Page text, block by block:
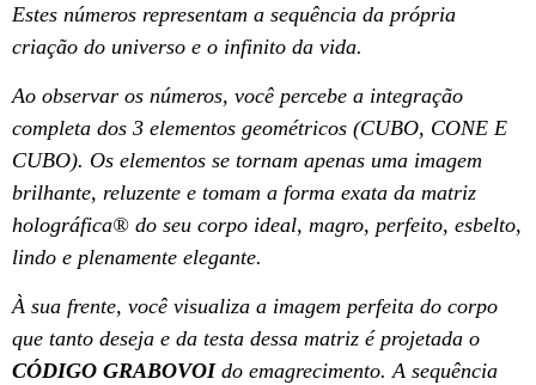
Estes números representam a sequência da própria
criação do universo e o infinito da vida.
Ao observar os números, você percebe a integração
completa dos 3 elementos geométricos (CUBO, CONE E
CUBO). Os elementos se tornam apenas uma imagem
brilhante, reluzente e tomam a forma exata da matriz
holográfica® do seu corpo ideal, magro, perfeito, esbelto,
lindo e plenamente elegante.
À sua frente, você visualiza a imagem perfeita do corpo
que tanto deseja e da testa dessa matriz é projetada o
CÓDIGO GRABOVOIdo emagrecimento. A sequência